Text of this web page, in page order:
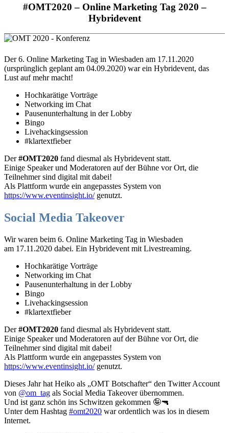
#OMT2020 – Online Marketing Tag 2020 –
Hybridevent
Der 6. Online Marketing Tag in Wiesbaden am 17.11.2020
(ursprünglich geplant am 04.09.2020) war ein Hybridevent, das
Lust auf mehr macht!
Hochkarätige Vorträge
Networking im Chat
Pausenunterhaltung in der Lobby
Bingo
Livehackingsession
#klartextfieber
Der#OMT2020 fand diesmal als Hybridevent statt.
Einige Speaker und Moderatoren auf der Bühne vor Ort, die
Teilnehmer sind digital mit dabei!
Als Plattform wurde ein angepasstes System von
https://www.eventinsight.io/genutzt.
Social Media Takeover
Wir waren beim 6. Online Marketing Tag in Wiesbaden
am 17.11.2020 dabei. Ein Hybridevent mit Livestreaming.
Hochkarätige Vorträge
Networking im Chat
Pausenunterhaltung in der Lobby
Bingo
Livehackingsession
#klartextfieber
Der#OMT2020 fand diesmal als Hybridevent statt.
Einige Speaker und Moderatoren auf der Bühne vor Ort, die
Teilnehmer sind digital mit dabei!
Als Plattform wurde ein angepasstes System von
https://www.eventinsight.io/genutzt.
Dieses Jahr hat Heiko als „OMT Botschafter“ den Twitter Account
von @om_tag als Social Media Takeover übernommen.
Und ist ganz schön ins Schwitzen gekommen 🤪🔫
Unter dem Hashtag #omt2020 war ordentlich was los in diesem
Internet.